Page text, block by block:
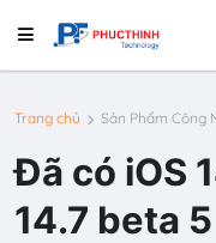
Trang chủ Sản Phẩm Công
Đã có iOS
14.7 beta 5